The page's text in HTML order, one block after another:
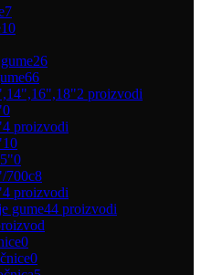
7
10
26
66
2 proizvodi
0
4 proizvodi
10
0
700c8
4 proizvodi
gume44 proizvodi
0
0